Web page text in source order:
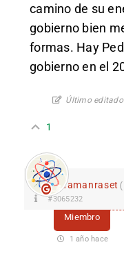
camino de su
gobierno bien
formas. Hay
gobierno en el
Último
1
Tamanraset
#3065232
Miembro
1 año hace